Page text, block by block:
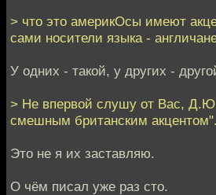
> что это америкОсы имеют
сами носители языка -
У одних - такой, у других -
> Не впервой слушу от Вас,
смешным британским акцентом".
Это не я их заставляю.
О чём писал уже раз сто.